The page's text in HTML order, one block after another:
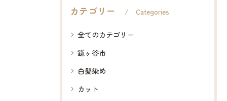
カテゴリー Categories
全てのカテゴリー
鎌ヶ谷市
白髪染め
カット